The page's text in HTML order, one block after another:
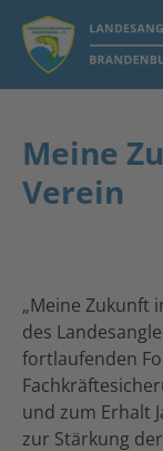
Meine
Verein
„Meine Zukunft
des
fortlaufenden
und zum Erhalt
zur Stärkung